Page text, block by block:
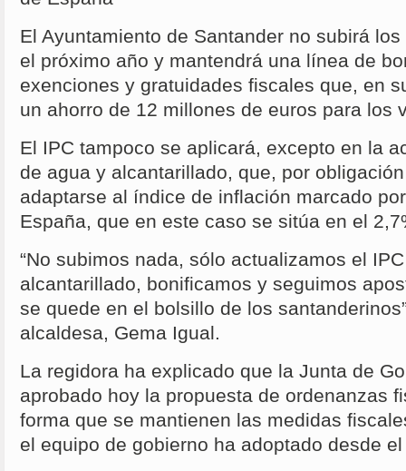
El Ayuntamiento de Santander no subirá
el próximo año y mantendrá una línea de
exenciones y gratuidades fiscales que, en
un ahorro de 12 millones de euros para los
El IPC tampoco se aplicará, excepto en la
de agua y alcantarillado, que, por
adaptarse al índice de inflación marcado
España, que en este caso se sitúa en el
“No subimos nada, sólo actualizamos el
alcantarillado, bonificamos y seguimos
se quede en el bolsillo de los
alcaldesa, Gema Igual.
La regidora ha explicado que la Junta de
aprobado hoy la propuesta de ordenanzas
forma que se mantienen las medidas
el equipo de gobierno ha adoptado desde